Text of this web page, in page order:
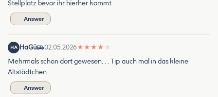
Stellplatz bevor ihr hierher kommt.
Answer
HA HaGü 02.05.2026★ ★ ★ ★ ★
Mehrmals schon dort gewesen. . . Tip auch mal in das kleine
Altstädtchen.
Answer